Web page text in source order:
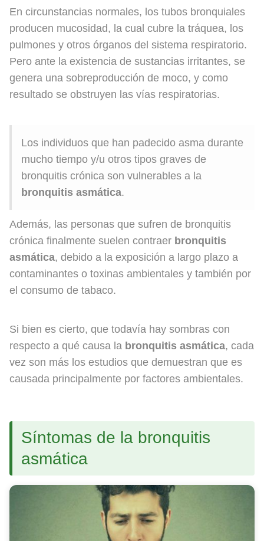
En circunstancias normales, los tubos bronquiales
producen mucosidad, la cual cubre la tráquea, los
pulmones y otros órganos del sistema respiratorio.
Pero ante la existencia de sustancias irritantes, se
genera una sobreproducción de moco, y como
resultado se obstruyen las vías respiratorias.
Los individuos que han padecido asma durante
mucho tiempo y/u otros tipos graves de
bronquitis crónica son vulnerables a la
bronquitis asmática.
Además, las personas que sufren de bronquitis
crónica finalmente suelen contraer bronquitis
asmática, debido a la exposición a largo plazo a
contaminantes o toxinas ambientales y también por
el consumo de tabaco.
Si bien es cierto, que todavía hay sombras con
respecto a qué causa la bronquitis asmática, cada
vez son más los estudios que demuestran que es
causada principalmente por factores ambientales.
Síntomas de la bronquitis
asmática